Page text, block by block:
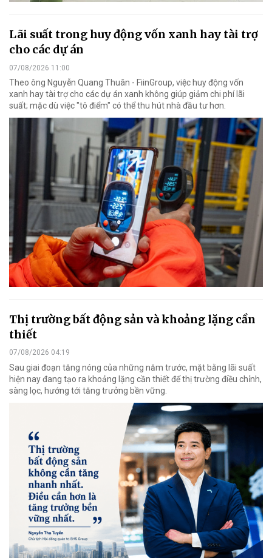
Lãi suất trong huy động vốn xanh hay tài trợ
cho các dự án
07/08/2026 11:00
Theo ông Nguyễn Quang Thuân - FiinGroup, việc huy động vốn
xanh hay tài trợ cho các dự án xanh không giúp giảm chi phí lãi
suất; mặc dù việc "tô điểm" có thể thu hút nhà đầu tư hơn.
Thị trường bất động sản và khoảng lặng cần
thiết
07/08/2026 04:19
Sau giai đoạn tăng nóng của những năm trước, mặt bằng lãi suất
hiện nay đang tạo ra khoảng lặng cần thiết để thị trường điều chỉnh,
sàng lọc, hướng tới tăng trưởng bền vững.